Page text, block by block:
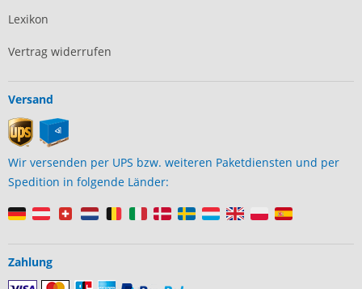
Lexikon
Vertrag widerrufen
Versand
Wir versenden per UPS bzw. weiteren Paketdiensten und per
Spedition in folgende Länder:
Zahlung